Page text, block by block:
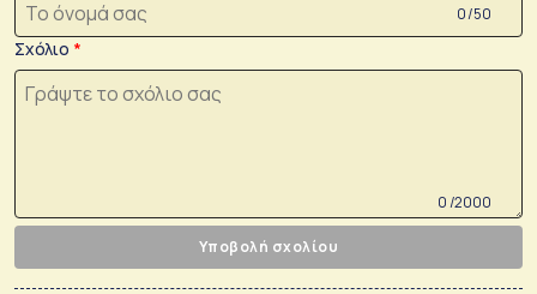
0 /50
Σχόλιο
0 /2000
Υποβολή σχολίου